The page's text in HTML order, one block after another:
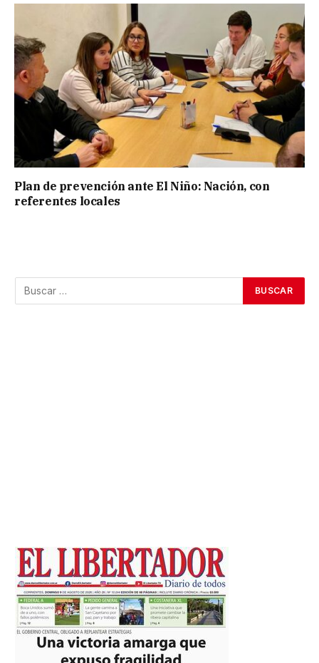
Plan de prevención ante El Niño: Nación, con
referentes locales